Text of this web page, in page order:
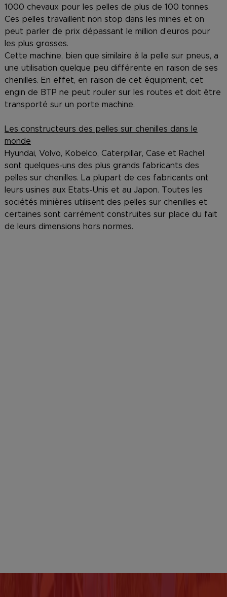
1000 chevaux pour les pelles de plus de 100 tonnes.
Ces pelles travaillent non stop dans les mines et on
peut parler de prix dépassant le million d’euros pour
les plus grosses.
Cette machine, bien que similaire à la pelle sur pneus, a
une utilisation quelque peu différente en raison de ses
chenilles. En effet, en raison de cet équipment, cet
engin de BTP ne peut rouler sur les routes et doit être
transporté sur un porte machine.
Les constructeurs des pelles sur chenilles dans le
monde
Hyundai, Volvo, Kobelco, Caterpillar, Case et Rachel
sont quelques-uns des plus grands fabricants des
pelles sur chenilles. La plupart de ces fabricants ont
leurs usines aux Etats-Unis et au Japon. Toutes les
sociétés minières utilisent des pelles sur chenilles et
certaines sont carrément construites sur place du fait
de leurs dimensions hors normes.